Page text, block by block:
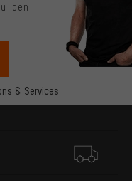
& Services
den